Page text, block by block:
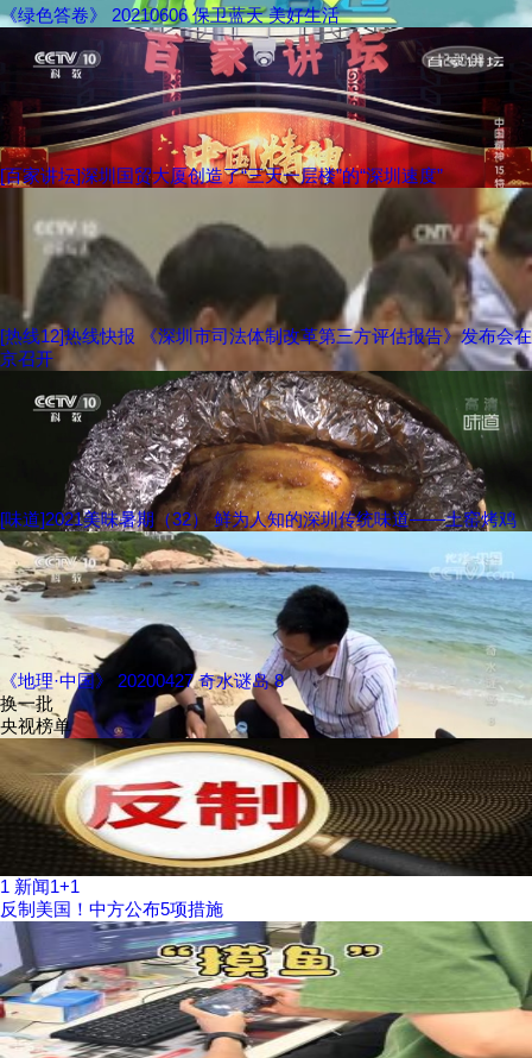
《绿色答卷》 20210606 保卫蓝天 美好生活
[百家讲坛]深圳国贸大厦创造了“三天一层楼”的“深圳速度”
[热线12]热线快报 《深圳市司法体制改革第三方评估报告》发布会在
京召开
[味道]2021美味暑期（32） 鲜为人知的深圳传统味道——土窑烤鸡
《地理·中国》 20200427 奇水谜岛 8
换一批
央视榜单
1 新闻1+1
反制美国！中方公布5项措施